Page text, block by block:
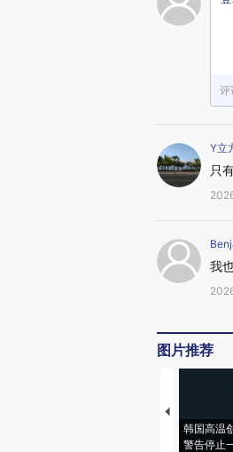
评
Y立
只
我
图片推荐
韩国高温
警告停止